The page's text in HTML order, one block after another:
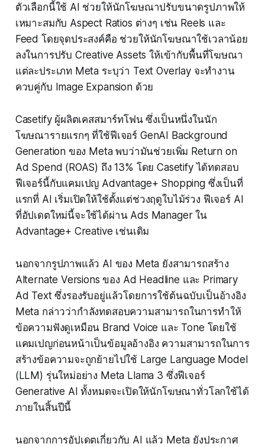
ตัวเลือกนี้ใช้ AI ช่วยให้นักโฆษณาปรับขนาดรูปภาพให้
เหมาะสมกับ Aspect Ratios ต่างๆ เช่น Reels และ
Feed โดยจุดประสงค์คือ ช่วยให้นักโฆษณาใช้เวลาน้อย
ลงในการปรับ Creative Assets ให้เข้ากับพื้นที่โฆษณา
แต่ละประเภท Meta ระบุว่า Text Overlay จะทำงาน
ควบคู่กับ Image Expansion ด้วย
Casetify ผู้ผลิตเคสสมาร์ทโฟน ซึ่งเป็นหนึ่งในนัก
โฆษณารายแรกๆ ที่ใช้ฟีเจอร์ GenAI Background
Generation ของ Meta พบว่ามันช่วยเพิ่ม Return on
Ad Spend (ROAS) ถึง 13% โดย Casetify ได้ทดสอบ
ฟีเจอร์นี้กับแคมเปญ Advantage+ Shopping ซึ่งเป็นที่
แรกที่ AI เริ่มเปิดให้ใช้ตั้งแต่ช่วงฤดูใบไม้ร่วง ฟีเจอร์ AI
ที่อัปเดตใหม่นี้จะใช้ได้ผ่าน Ads Manager ใน
Advantage+ Creative เช่นเดิม
นอกจากรูปภาพแล้ว AI ของ Meta ยังสามารถสร้าง
Alternate Versions ของ Ad Headline และ Primary
Ad Text ซึ่งรองรับอยู่แล้วโดยการใช้ต้นฉบับเป็นอ้างอิง
Meta กล่าวว่ากำลังทดสอบความสามารถในการทำให้
ข้อความฟังดูเหมือน Brand Voice และ Tone โดยใช้
แคมเปญก่อนหน้าเป็นข้อมูลอ้างอิง ความสามารถในการ
สร้างข้อความจะถูกย้ายไปใช้ Large Language Model
(LLM) รุ่นใหม่อย่าง Meta Llama 3 ซึ่งฟีเจอร์
Generative AI ทั้งหมดจะเปิดให้นักโฆษณาทั่วโลกใช้ได้
ภายในสิ้นปีนี้
นอกจากการอัปเดตเกี่ยวกับ AI แล้ว Meta ยังประกาศ